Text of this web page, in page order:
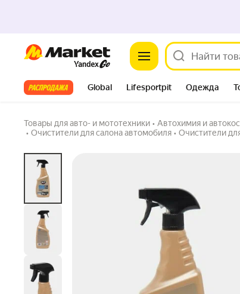
Market
Все хиты Global Lifesportpit Одежда
Товары для авто- и мототехники • Автохимия и
• Очистители для салона автомобиля • Очистители
Очиститель кондиционер пластика K2
Задать вопрос